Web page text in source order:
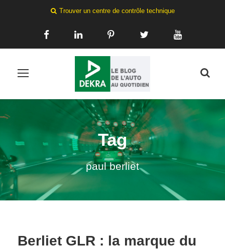
Trouver un centre de contrôle technique
Tag
paul berliet
Berliet GLR : la marque du